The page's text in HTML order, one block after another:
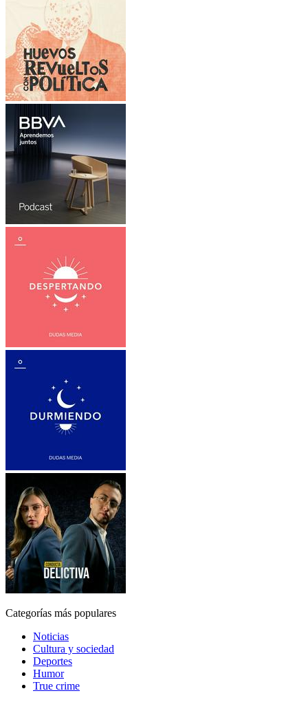
Categorías más populares
Noticias
Cultura y sociedad
Deportes
Humor
True crime